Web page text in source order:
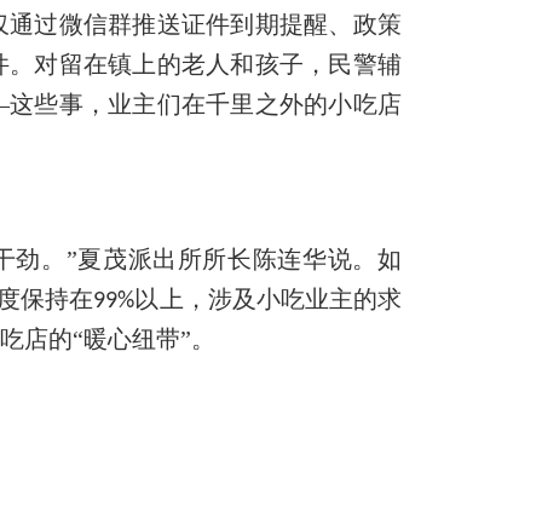
过微信群推送证件到期提醒、政策
。对留在镇上的老人和孩子，民警辅
些事，业主们在千里之外的小吃店
。”夏茂派出所所长陈连华说。如
保持在99%以上，涉及小吃业主的求
店的“暖心纽带”。